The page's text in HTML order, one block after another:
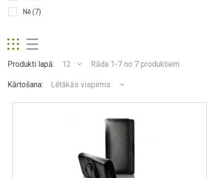
Nē(7)
Produkti lapā: 12 Rāda 1-7 no 7 produktiem
Kārtošana: Lētākās vispirms